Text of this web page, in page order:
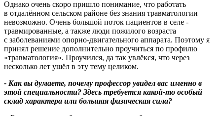
Однако очень скоро пришло понимание, что работать
в отдалённом сельском районе без знания травматологии
невозможно. Очень большой поток пациентов в селе -
травмированные, а также люди пожилого возраста
с заболеваниями опорно-двигательного аппарата. Поэтому я
принял решение дополнительно проучиться по профилю
«травматология». Проучился, да так увлёкся, что через
несколько лет ушёл в эту тему целиком.
- Как вы думаете, почему профессор увидел вас именно в
этой специальности? Здесь требуется какой-то особый
склад характера или большая физическая сила?